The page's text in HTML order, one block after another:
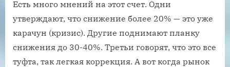
Есть много мнений на этот счет. Одни
утверждают, что снижение более 20% — это уже
карачун (кризис). Другие поднимают планку
снижения до 30-40%. Третьи говорят, что это все
туфта, так легкая коррекция. А вот когда рынок